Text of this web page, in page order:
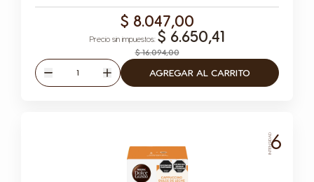
$ 16.094,00
$ 8.047,00
$ 6.650,41
Disminuir
Cantidad
Aumentar
AGREGAR AL CARRITO
INTENSIDAD6